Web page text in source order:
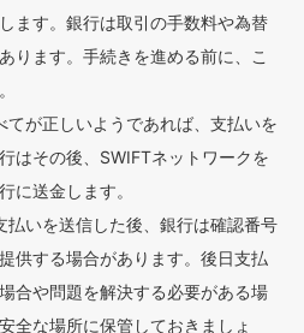
ます。銀行は取引の手数料や為替
ります。手続きを進める前に、こ
てが正しいようであれば、支払いを
はその後、SWIFTネットワークを
に送金します。
払いを送信した後、銀行は確認番号
供する場合があります。後日支払
合や問題を解決する必要がある場
全な場所に保管しておきましょ